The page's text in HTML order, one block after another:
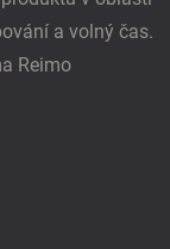
a volný čas.
Reimo